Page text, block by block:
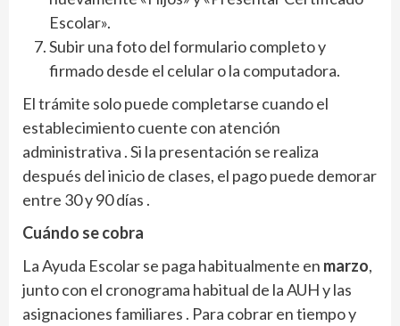
Escolar».
Subir una foto del formulario completo y
firmado desde el celular o la computadora.
El trámite solo puede completarse cuando el
establecimiento cuente con atención
administrativa . Si la presentación se realiza
después del inicio de clases, el pago puede demorar
entre 30 y 90 días .
Cuándo se cobra
La Ayuda Escolar se paga habitualmente en marzo,
junto con el cronograma habitual de la AUH y las
asignaciones familiares . Para cobrar en tiempo y